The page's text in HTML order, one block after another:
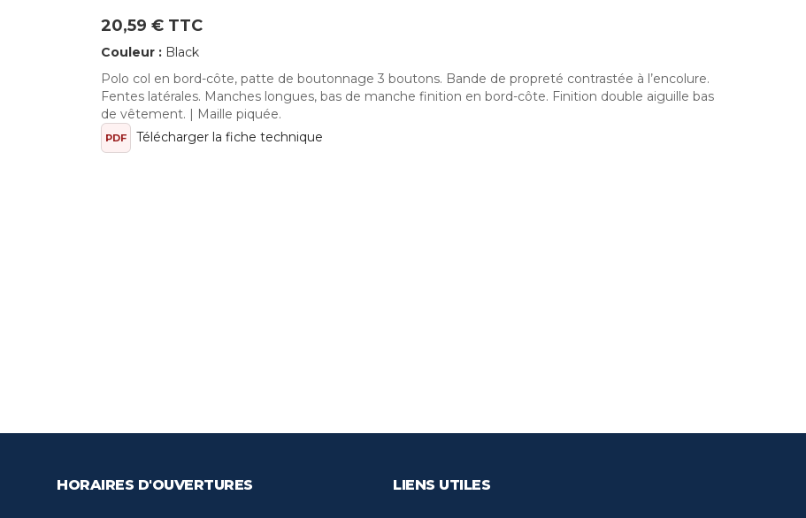
20,59 € TTC
Couleur : Black
Polo col en bord-côte, patte de boutonnage 3 boutons. Bande de propreté contrastée à l’encolure.
Fentes latérales. Manches longues, bas de manche finition en bord-côte. Finition double aiguille bas
de vêtement. | Maille piquée.
PDF Télécharger la fiche technique
HORAIRES D'OUVERTURES LIENS UTILES